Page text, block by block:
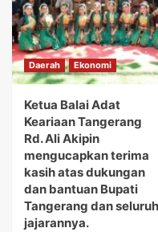
Daerah Ekonomi
Ketua Balai Adat
Keariaan Tangerang
Rd. Ali Akipin
mengucapkan terima
kasih atas dukungan
dan bantuan Bupati
Tangerang dan seluruh
jajarannya.